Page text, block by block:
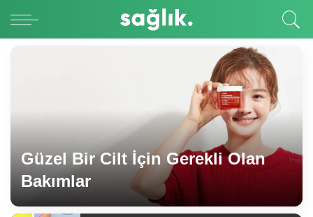
Güzel Bir Cilt İçin Gerekli Olan
Bakımlar